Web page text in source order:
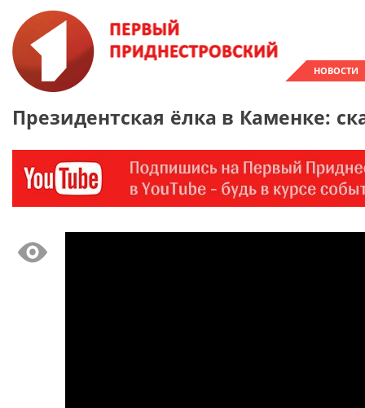
НОВОСТИ
Президентская ёлка в Каменке: